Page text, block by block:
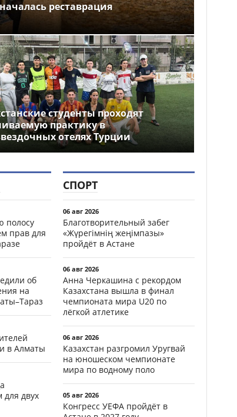
реставрация
студенты проходят
практику в
отелях Турции
полосу
прав для
об
на
в Алматы
для двух
СПОРТ
06 авг 2026
Благотворительный забег
«Жүрегімнің жеңімпазы»
пройдёт в Астане
06 авг 2026
Анна Черкашина с рекордом
Казахстана вышла в финал
чемпионата мира U20 по
лёгкой атлетике
06 авг 2026
Казахстан разгромил Уругвай
на юношеском чемпионате
мира по водному поло
05 авг 2026
Конгресс УЕФА пройдёт в